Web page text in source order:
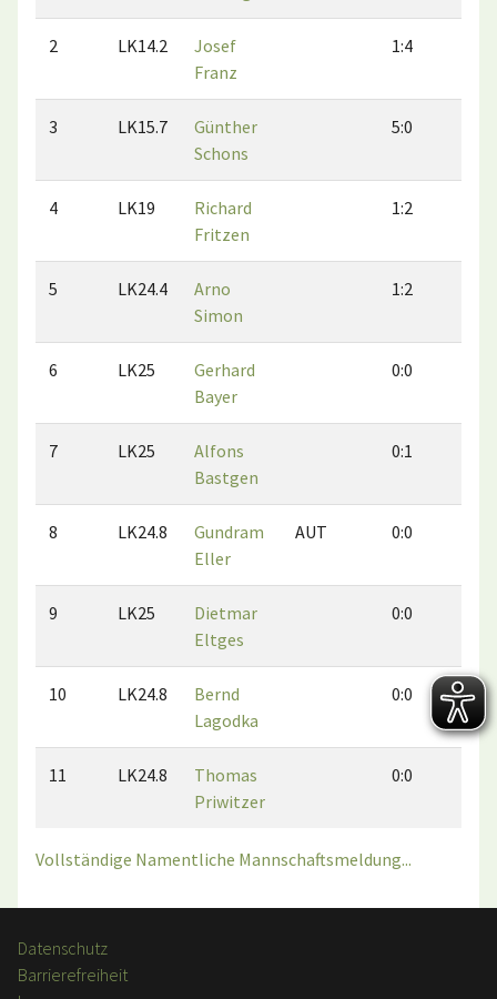
2 LK14.2
Josef
Franz
1:4
3 LK15.7
Günther
Schons
5:0
4 LK19
Richard
Fritzen
1:2
5 LK24.4
Arno
Simon
1:2
6 LK25
Gerhard
Bayer
0:0
7 LK25
Alfons
Bastgen
0:1
8 LK24.8
Gundram
Eller
AUT 0:0
9 LK25
Dietmar
Eltges
0:0
10 LK24.8
Bernd
Lagodka
0:0 0:0
11 LK24.8
Thomas
Priwitzer
0:0
Vollständige Namentliche Mannschaftsmeldung...
Datenschutz
Barrierefreiheit